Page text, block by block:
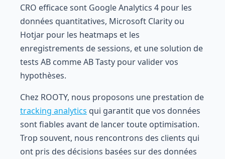
CRO efficace sont Google Analytics 4 pour les
données quantitatives, Microsoft Clarity ou
Hotjar pour les heatmaps et les
enregistrements de sessions, et une solution de
tests AB comme AB Tasty pour valider vos
hypothèses.
Chez ROOTY, nous proposons une prestation de
tracking analytics qui garantit que vos données
sont fiables avant de lancer toute optimisation.
Trop souvent, nous rencontrons des clients qui
ont pris des décisions basées sur des données